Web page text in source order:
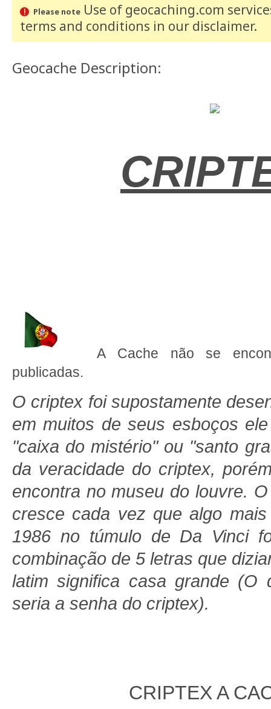
Please noteUse of geocaching.com
terms and conditions in our disclaimer.
Geocache Description:
A Cache não se
publicadas.
O criptex foi supostamente
em muitos de seus esboços
"caixa do mistério" ou "santo
da veracidade do criptex,
encontra no museu do louvre.
cresce cada vez que algo
1986 no túmulo de Da Vinci
combinação de 5 letras que
latim significa casa grande (O
seria a senha do criptex).
CRIPTEX A